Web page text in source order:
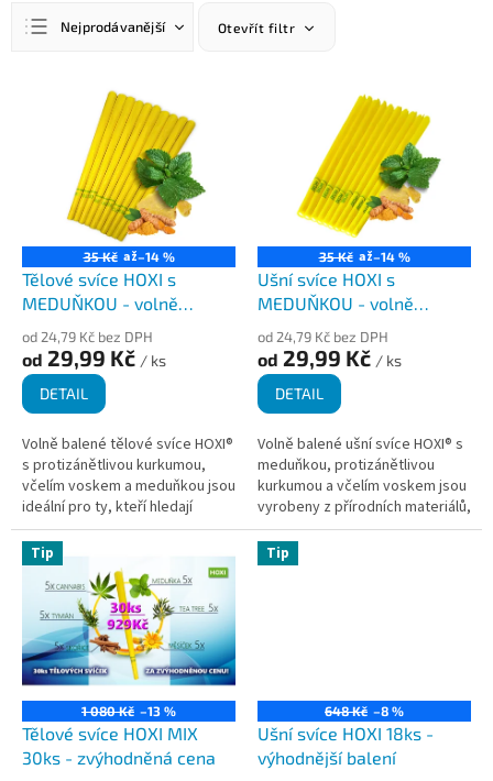
u
Nejprodávanější
Nejdražší
Abecedně
Otevřít filtr
35 Kč až–14 %
Tělové svíce HOXI s
MEDUŇKOU - volně
od 24,79 Kč bez DPH
od 29,99 Kč / ks
DETAIL
Volně balené tělové svíce HOXI®
s protizánětlivou kurkumou,
včelím voskem a meduňkou jsou
ideální pro ty, kteří hledají
přírodní a holistický způsob, jak
podpořit své zdraví a...
35 Kč až–14 %
Ušní svíce HOXI s
MEDUŇKOU - volně
od 24,79 Kč bez DPH
od 29,99 Kč / ks
DETAIL
Volně balené ušní svíce HOXI® s
meduňkou, protizánětlivou
kurkumou a včelím voskem jsou
vyrobeny z přírodních materiálů,
ručně a s láskou v České
republice. Nabízí příjemný a...
Tip
1 080 Kč –13 %
Tělové svíce HOXI MIX
30ks - zvýhodněná cena
Tip
648 Kč –8 %
Ušní svíce HOXI 18ks -
výhodnější balení